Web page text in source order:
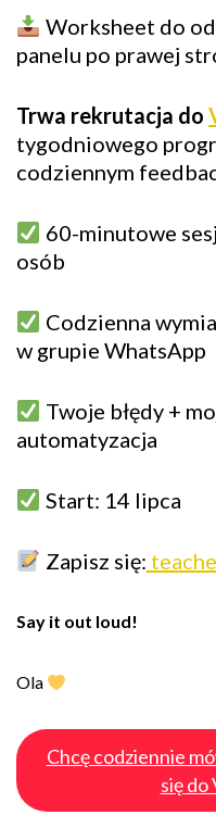
Worksheet do
panelu po prawej
Trwa rekrutacja do
tygodniowego
codziennym
60-minutowe
osób
Codzienna
w grupie WhatsApp
Twoje błędy +
automatyzacja
Start: 14 lipca
Zapisz się:
Say it out loud!
Ola
Chcę codziennie
się do